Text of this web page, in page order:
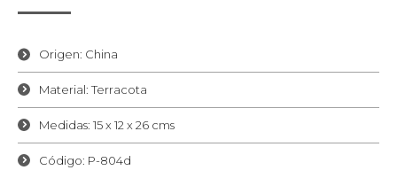
Origen: China
Material: Terracota
Medidas: 15 x 12 x 26 cms
Código: P-804d